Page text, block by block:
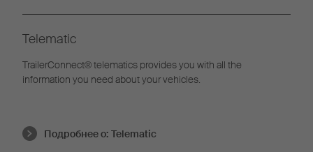
Telematic
TrailerConnect® telematics provides you with all the
information you need about your vehicles.
Подробнее о: Telematic